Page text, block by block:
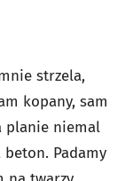
strzela,
kopany, sam
planie niemal
Padamy